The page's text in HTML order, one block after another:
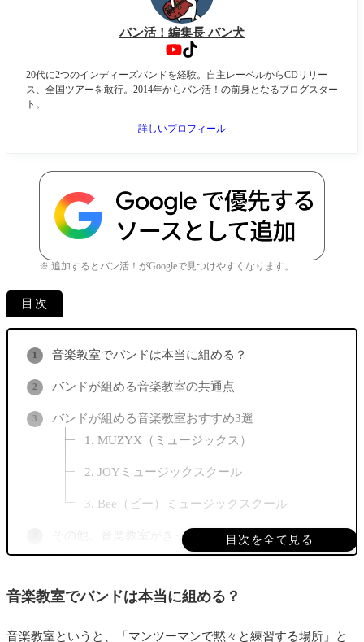
バン活！編集長 バン犬
20代に2つのインディーズバンドを経験。自主レーベルからCDリリー
ス、全国ツアーを敢行。2014年からバン活！の前身となるブログスター
ト。
詳しいプロフィール
※ 追加するとバン活！がGoogleで見つけやすくなります。
目次
目次を全て見る
音楽教室でバンドは本当に組める？
バンドが組める音楽教室の共通点
バンドが組める音楽教室おすすめ3選
1. MUZYX（ミュージックス）
2. JOYミュージックスクール
3. Bee（ビー）ミュージックスクール
その他、音楽教室がきっかけでバンドを組めた人の
体験談
音楽教室でバンドは本当に組める？
音楽教室というと、「マンツーマンで黙々と練習する場所」と